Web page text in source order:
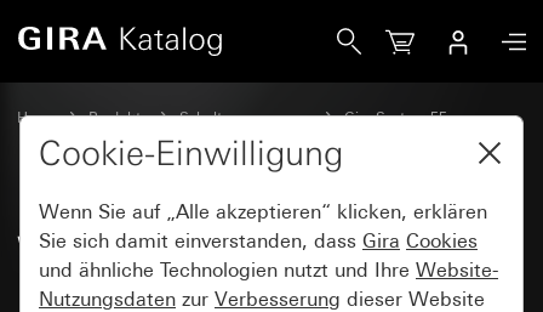
Home Produkte Schalterprogramme
Gira System 55
Wippensets für Bussysteme
Wippenset 2fach (1+1) mit
Beschriftungsfeld System 55
Cookie-Einwilligung
Wenn Sie auf „Alle akzeptieren“ klicken, erklären
Sie sich damit einverstanden, dass Gira Cookies
und ähnliche Technologien nutzt und Ihre Website-
Nutzungsdaten zur Verbesserung dieser Website